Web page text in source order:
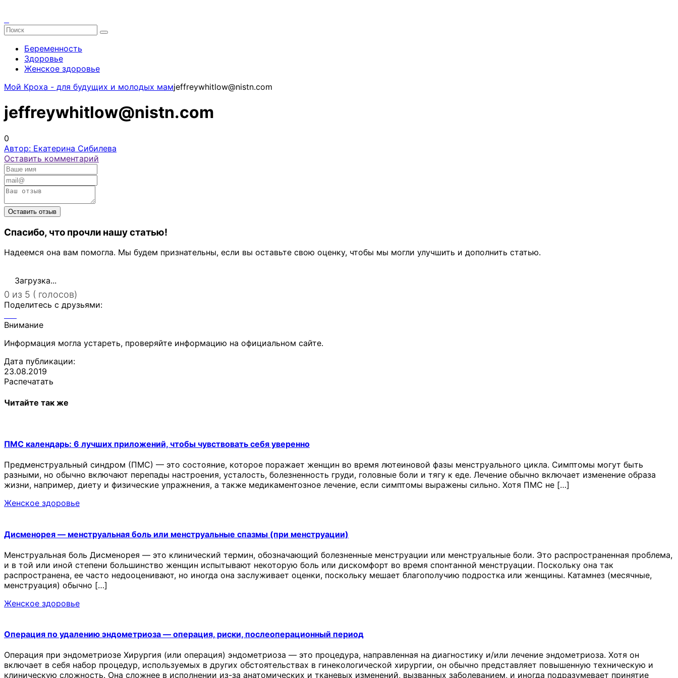
Беременность
Здоровье
Женское здоровье
Мой Кроха - для будущих и молодых мамjeffreywhitlow@nistn.com
jeffreywhitlow@nistn.com
0
Автор: Екатерина Сибилева
Оставить комментарий
Спасибо, что прочли нашу статью!
Надеемся она вам помогла. Мы будем признательны, если вы оставьте свою оценку, чтобы мы могли улучшить и дополнить статью.
Загрузка...
0 из 5 ( голосов)
Поделитесь с друзьями:
Внимание
Информация могла устареть, проверяйте информацию на официальном сайте.
Дата публикации:
23.08.2019
Распечатать
Читайте так же
ПМС календарь: 6 лучших приложений, чтобы чувствовать себя уверенно
Предменструальный синдром (ПМС) — это состояние, которое поражает женщин во время лютеиновой фазы менструального цикла. Симптомы могут быть
разными, но обычно включают перепады настроения, усталость, болезненность груди, головные боли и тягу к еде. Лечение обычно включает изменение образа
жизни, например, диету и физические упражнения, а также медикаментозное лечение, если симптомы выражены сильно. Хотя ПМС не […]
Женское здоровье
Дисменорея — менструальная боль или менструальные спазмы (при менструации)
Менструальная боль Дисменорея — это клинический термин, обозначающий болезненные менструации или менструальные боли. Это распространенная проблема,
и в той или иной степени большинство женщин испытывают некоторую боль или дискомфорт во время спонтанной менструации. Поскольку она так
распространена, ее часто недооценивают, но иногда она заслуживает оценки, поскольку мешает благополучию подростка или женщины. Катамнез (месячные,
менструация) обычно […]
Женское здоровье
Операция по удалению эндометриоза — операция, риски, послеоперационный период
Операция при эндометриозе Хирургия (или операция) эндометриоза — это процедура, направленная на диагностику и/или лечение эндометриоза. Хотя он
включает в себя набор процедур, используемых в других обстоятельствах в гинекологической хирургии, он обычно представляет повышенную техническую и
клиническую сложность. Она сложнее в исполнении из-за анатомических и тканевых изменений, вызванных заболеванием, и иногда подразумевает принятие